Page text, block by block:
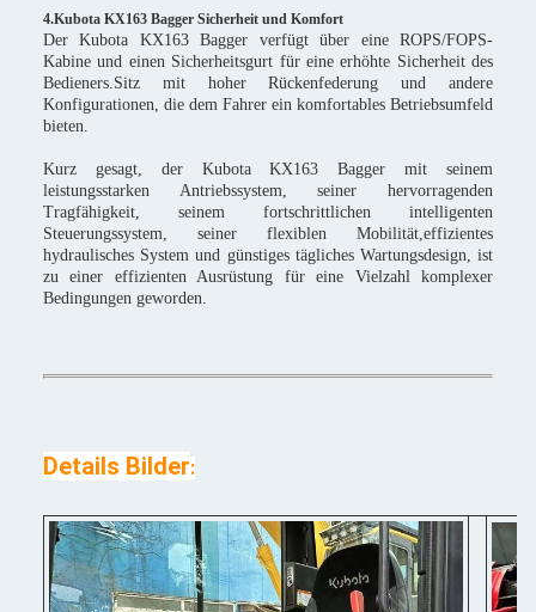
4.Kubota KX163 Bagger Sicherheit und Komfort
Der Kubota KX163 Bagger verfügt über eine ROPS/FOPS-
Kabine und einen Sicherheitsgurt für eine erhöhte Sicherheit des
Bedieners.Sitz mit hoher Rückenfederung und andere
Konfigurationen, die dem Fahrer ein komfortables Betriebsumfeld
bieten.
Kurz gesagt, der Kubota KX163 Bagger mit seinem
leistungsstarken Antriebssystem, seiner hervorragenden
Tragfähigkeit, seinem fortschrittlichen intelligenten
Steuerungssystem, seiner flexiblen Mobilität,effizientes
hydraulisches System und günstiges tägliches Wartungsdesign, ist
zu einer effizienten Ausrüstung für eine Vielzahl komplexer
Bedingungen geworden.
Details Bilder: